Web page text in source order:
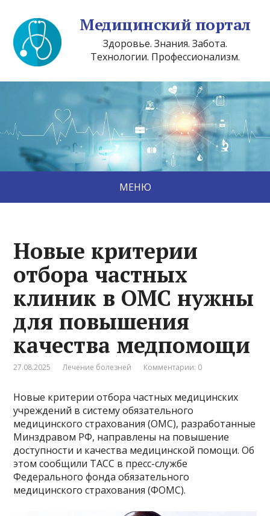
Медицинский портал
Здоровье. Знания. Забота.
Технологии. Профессионализм.
МЕНЮ
Новые критерии
отбора частных
клиник в ОМС нужны
для повышения
качества медпомощи
27.08.2025 Лечение болезней Комментарии: 0
Новые критерии отбора частных медицинских
учреждений в систему обязательного
медицинского страхования (ОМС), разработанные
Минздравом РФ, направлены на повышение
доступности и качества медицинской помощи. Об
этом сообщили ТАСС в пресс-службе
Федерального фонда обязательного
медицинского страхования (ФОМС).